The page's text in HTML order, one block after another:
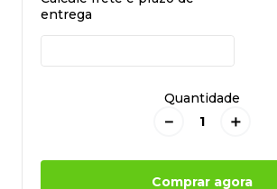
Quantidade
＋
－
Comprar agora